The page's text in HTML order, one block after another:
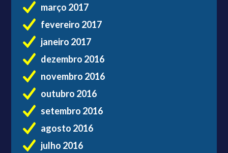
março 2017
fevereiro 2017
janeiro 2017
dezembro 2016
novembro 2016
outubro 2016
setembro 2016
agosto 2016
julho 2016